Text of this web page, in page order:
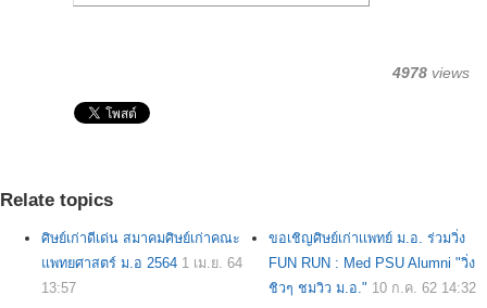
4978 views
Relate topics
ศิษย์เก่าดีเด่น สมาคมศิษย์เก่าคณะ
แพทยศาสตร์ ม.อ 2564 1 เม.ย. 64
13:57
ขอเชิญศิษย์เก่าเเพทย์ ม.อ. ร่วมวิ่ง
FUN RUN : Med PSU Alumni "วิ่ง
ชิวๆ ชมวิว ม.อ." 10 ก.ค. 62 14:32